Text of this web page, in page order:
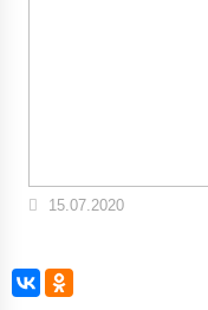
15.07.2020